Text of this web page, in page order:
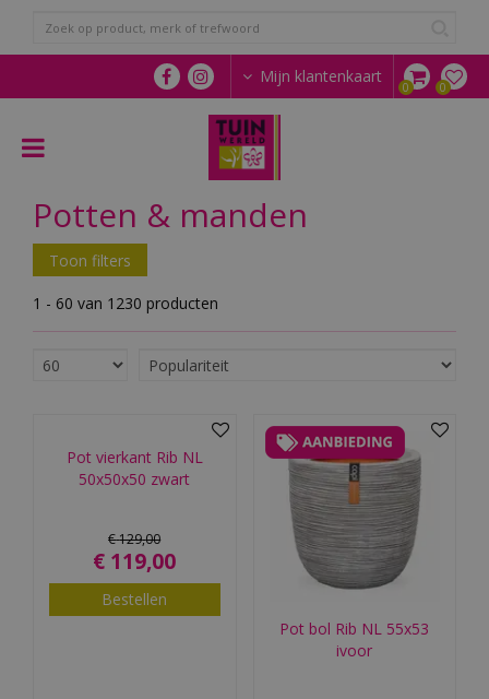
n
a
Mijn klantenkaart
Potten & manden
Toon filters
1 - 60 van 1230 producten
Pot vierkant Rib NL
50x50x50 zwart
€129,00
€ 119,00
Bestellen
Pot bol Rib NL 55x53
ivoor